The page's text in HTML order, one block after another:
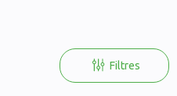
Filtres